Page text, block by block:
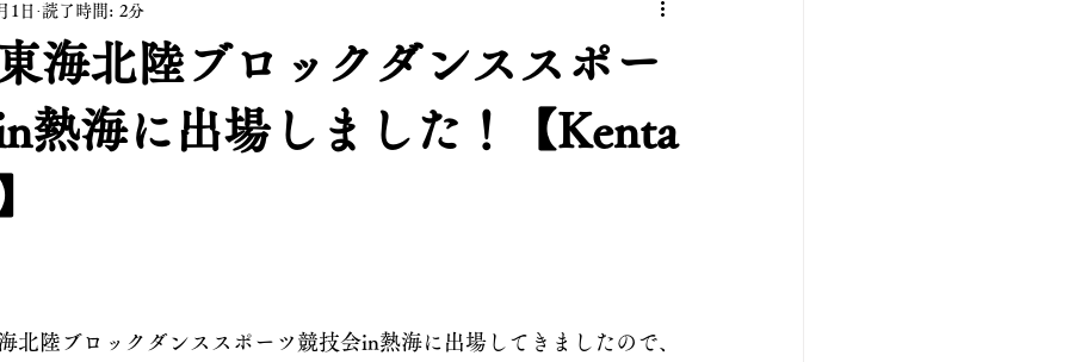
海北陸ブロックダンススポー
熱海に出場しました！【Kenta
1日 読了時間: 2分
北陸ブロックダンススポーツ競技会in熱海に出場してきましたので、